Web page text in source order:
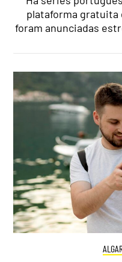
plataforma gratuita
foram anunciadas